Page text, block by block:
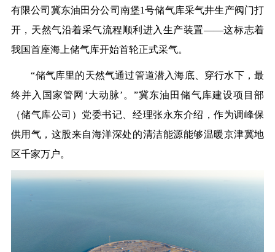
有限公司冀东油田分公司南堡1号储气库采气井生产阀门打
开，天然气沿着采气流程顺利进入生产装置——这标志着
我国首座海上储气库开始首轮正式采气。
“储气库里的天然气通过管道潜入海底、穿行水下，最
终并入国家管网‘大动脉’。”冀东油田储气库建设项目部
（储气库公司）党委书记、经理张永东介绍，作为调峰保
供用气，这股来自海洋深处的清洁能源能够温暖京津冀地
区千家万户。